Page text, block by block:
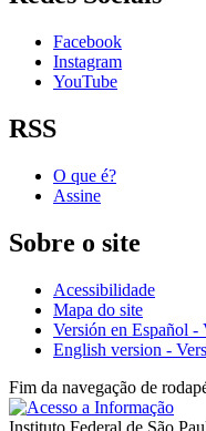
Facebook
Instagram
YouTube
RSS
O que é?
Assine
Sobre o site
Acessibilidade
Mapa do site
Versión en Español -
English version -
Fim da navegação de
Instituto Federal de São